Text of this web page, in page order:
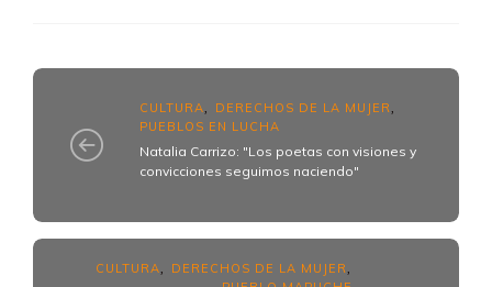
CULTURA DERECHOS DE LA MUJER
PUEBLOS EN LUCHA
Natalia Carrizo: "Los poetas con visiones y
convicciones seguimos naciendo"
CULTURA DERECHOS DE LA MUJER